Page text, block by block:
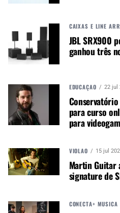
Mackie e Whirlwind pela
CAIXAS E LINE
JBL SRX900
ganhou três
EDUCAÇÃO 22 jul
para curso
para
VIOLÃO 15 jul
Martin Guitar
signature de
CONECTA+ MÚSICA